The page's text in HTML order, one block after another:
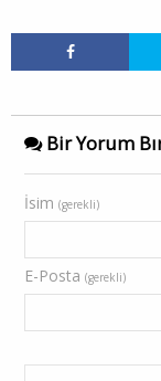
Bir Yorum
İsim (gerekli)
E-Posta (gerekli)